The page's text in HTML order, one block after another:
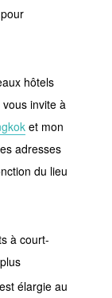
hôtels
invite à
et mon
adresses
du lieu
à court-
élargie au